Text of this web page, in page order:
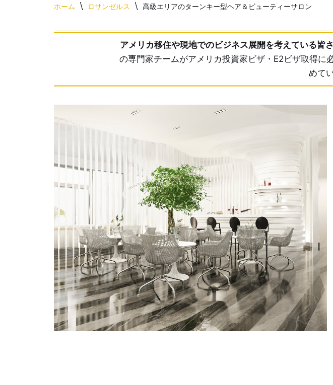
ホーム \ ロサンゼルス \ 高級エリアのターンキー型ヘア＆ビューティーサロン
アメリカ移住や現地でのビジネス展開を考えている皆
の専門家チームがアメリカ投資家ビザ・E2ビザ取得
めて